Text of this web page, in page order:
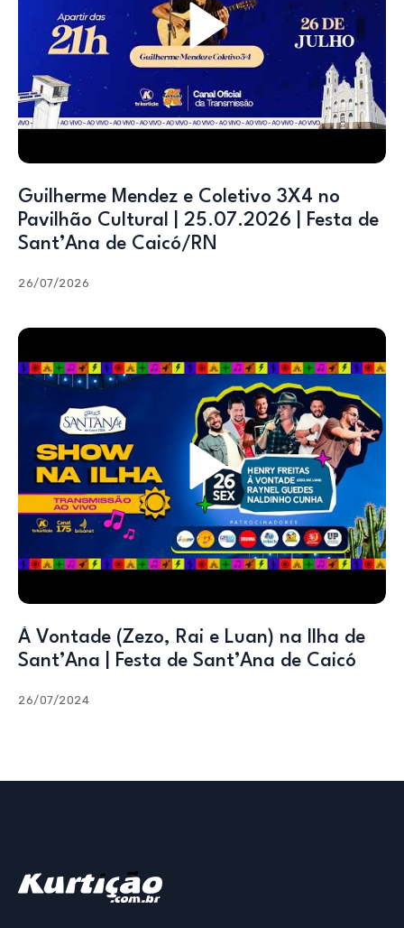
Guilherme Mendez e Coletivo 3X4 no
Pavilhão Cultural | 25.07.2026 | Festa de
Sant’Ana de Caicó/RN
26/07/2026
À Vontade (Zezo, Rai e Luan) na Ilha de
Sant’Ana | Festa de Sant’Ana de Caicó
26/07/2024